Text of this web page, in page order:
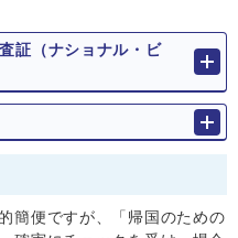
証（ナショナル・ビ
簡便ですが、「帰国のための